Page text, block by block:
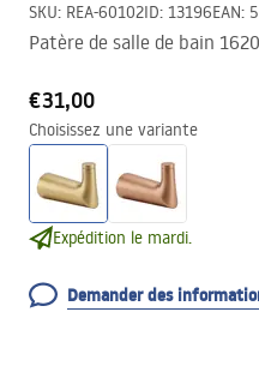
SKU: REA-60102ID: 13196EAN:
Patère de salle de bain
€31,00
Choisissez une variante
Expédition le mardi.
Demander des